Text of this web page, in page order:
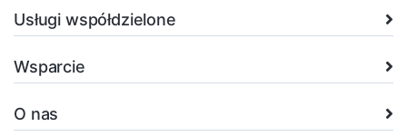
Usługi współdzielone
Wsparcie
O nas